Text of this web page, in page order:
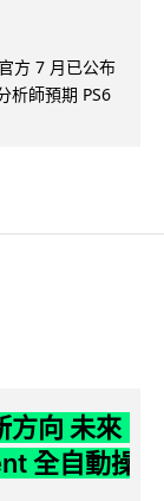
方 7 月已公布
析師預期 PS6
方向 未來
全自動操